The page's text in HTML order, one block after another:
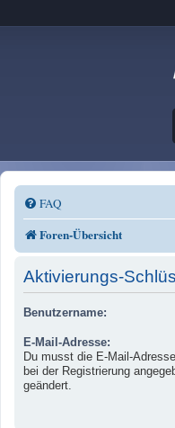
FAQ
Foren-Übersicht
Aktivierungs-
Benutzername:
E-Mail-Adresse:
Du musst die E-Mail-
bei der Registrierung
geändert.